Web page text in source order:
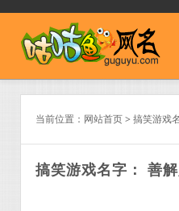
当前位置： 网站首页> 搞笑游戏
搞笑游戏名字： 善